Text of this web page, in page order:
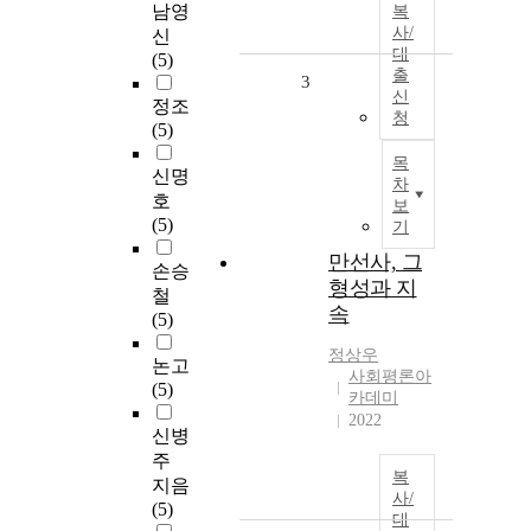
남영
신
(5)
정조
(5)
신명
호
(5)
손승
철
(5)
논고
(5)
신병
주
지음
(5)
복
사/
대
출
신
청
목
차
보
기
3
만선사, 그
형성과 지
속
정상우
사회평론아
카데미
2022
복
사/
대